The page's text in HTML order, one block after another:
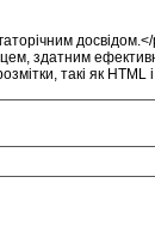
здатним
такі як